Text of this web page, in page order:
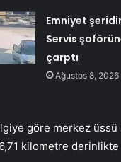
Emniyet
Servis
çarptı
Ağustos 8, 2026
göre merkez üssü
kilometre